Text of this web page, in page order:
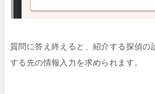
質問に答え終えると、紹介する探偵の
する先の情報入力を求められます。